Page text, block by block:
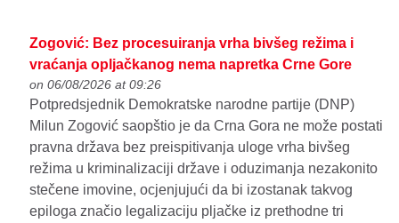
Zogović: Bez procesuiranja vrha bivšeg režima i
vraćanja opljačkanog nema napretka Crne Gore
on 06/08/2026 at 09:26
Potpredsjednik Demokratske narodne partije (DNP)
Milun Zogović saopštio je da Crna Gora ne može postati
pravna država bez preispitivanja uloge vrha bivšeg
režima u kriminalizaciji države i oduzimanja nezakonito
stečene imovine, ocjenjujući da bi izostanak takvog
epiloga značio legalizaciju pljačke iz prethodne tri